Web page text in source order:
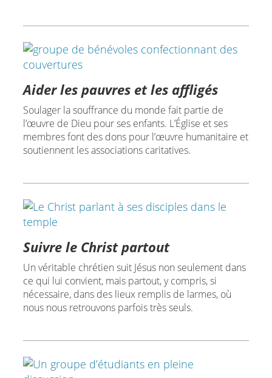
Aider les pauvres et les affligés
Soulager la souffrance du monde fait partie de
l’œuvre de Dieu pour ses enfants. L’Église et ses
membres font des dons pour l’œuvre humanitaire et
soutiennent les associations caritatives.
Suivre le Christ partout
Un véritable chrétien suit Jésus non seulement dans
ce qui lui convient, mais partout, y compris, si
nécessaire, dans des lieux remplis de larmes, où
nous nous retrouvons parfois très seuls.